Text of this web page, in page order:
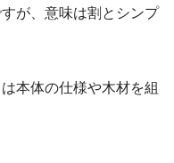
が、意味は割とシンプ
本体の仕様や木材を組